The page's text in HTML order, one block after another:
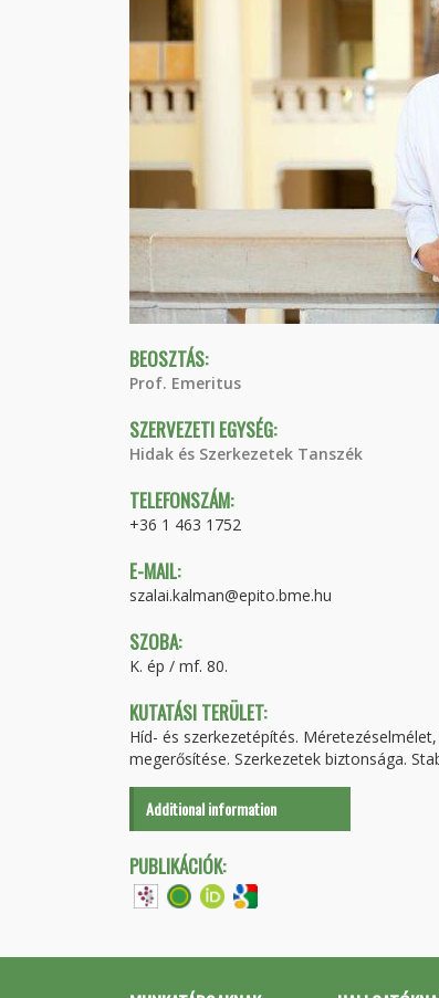
BEOSZTÁS:
Prof. Emeritus
SZERVEZETI EGYSÉG:
Hidak és Szerkezetek Tanszék
TELEFONSZÁM:
+36 1 463 1752
E-MAIL:
szalai.kalman@epito.bme.hu
SZOBA:
K. ép / mf. 80.
KUTATÁSI TERÜLET:
Híd- és szerkezetépítés.
megerősítése. Szerkezetek biztonsága.
Additional information
PUBLIKÁCIÓK: